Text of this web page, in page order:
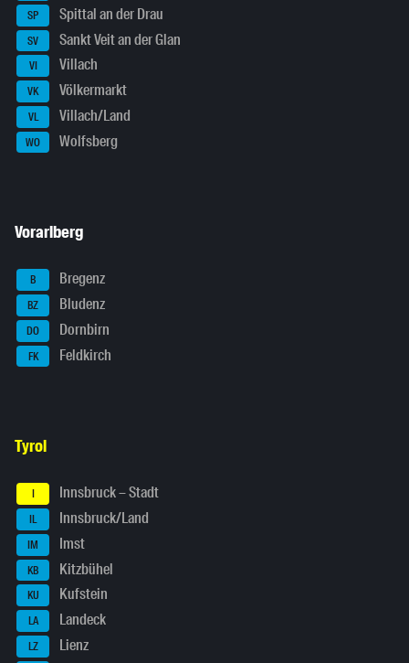
SP Spittal an der Drau
SV Sankt Veit an der Glan
VI Villach
VK Völkermarkt
VL Villach/Land
WO Wolfsberg
Vorarlberg
B Bregenz
BZ Bludenz
DO Dornbirn
FK Feldkirch
Tyrol
I Innsbruck – Stadt
IL Innsbruck/Land
IM Imst
KB Kitzbühel
KU Kufstein
LA Landeck
LZ Lienz